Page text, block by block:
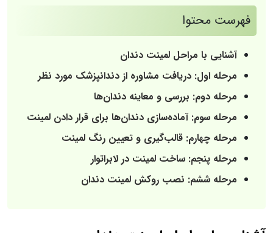
فهرست محتوا
آشنایی با مراحل لمینت دندان
مرحله اول: دریافت مشاوره از دندانپزشک مورد نظر
مرحله دوم: بررسی و معاینه دندان‌ها
مرحله سوم: آماده‌سازی دندان‌ها برای قرار دادن لمینت
مرحله چهارم: قالب‌گیری و تعیین رنگ لمینت
مرحله پنجم: ساخت لمینت در لابراتوار
مرحله ششم: نصب روکش لمینت دندان